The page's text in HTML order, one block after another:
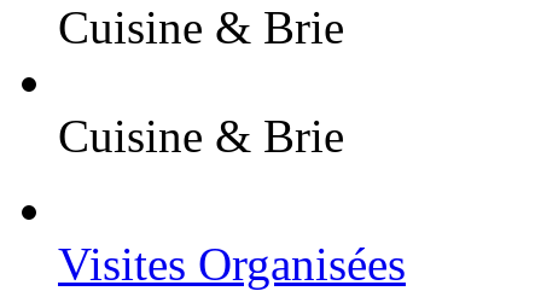
Cuisine & Brie
Cuisine & Brie
Visites Organisées